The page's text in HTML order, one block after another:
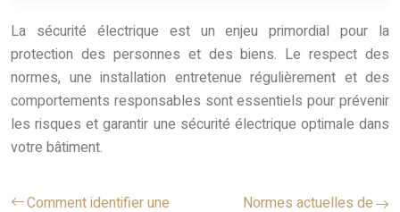
La sécurité électrique est un enjeu primordial pour la
protection des personnes et des biens. Le respect des
normes, une installation entretenue régulièrement et des
comportements responsables sont essentiels pour prévenir
les risques et garantir une sécurité électrique optimale dans
votre bâtiment.
Comment identifier une
Normes actuelles de